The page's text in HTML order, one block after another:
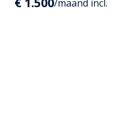
/maand incl.